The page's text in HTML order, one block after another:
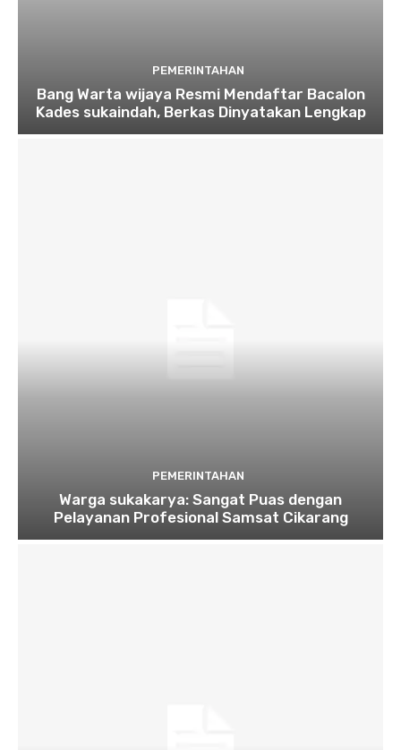
PEMERINTAHAN
Bang Warta wijaya Resmi Mendaftar Bacalon
Kades sukaindah, Berkas Dinyatakan Lengkap
PEMERINTAHAN
Warga sukakarya: Sangat Puas dengan
Pelayanan Profesional Samsat Cikarang